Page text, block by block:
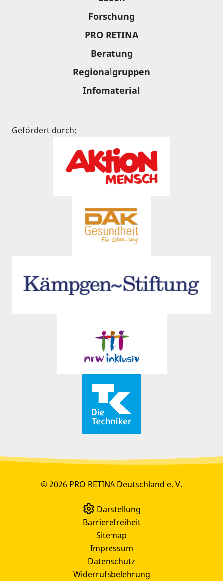
Forschung
PRO RETINA
Beratung
Regionalgruppen
Infomaterial
Gefördert durch:
© 2026 PRO RETINA Deutschland e. V.
Darstellung
Barrierefreiheit
Sitemap
Impressum
Datenschutz
Widerrufsbelehrung